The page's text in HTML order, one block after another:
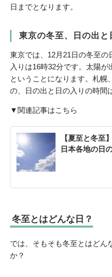
日までとなります。
東京の冬至、日の出と
東京では、12月21日の冬至
入りは16時32分です。太陽
ということになります。札幌
の、日の出と日の入りの時間
▼関連記事はこちら
【夏至と冬至
日本各地の日
冬至とはどんな日？
では、そもそも冬至とはどん
か？